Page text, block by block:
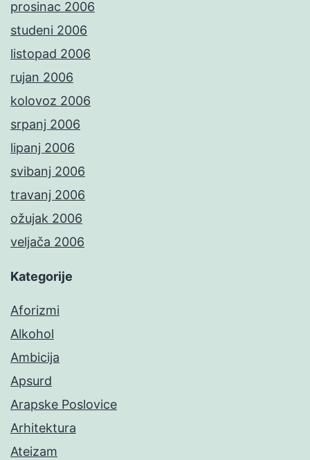
prosinac 2006
studeni 2006
listopad 2006
rujan 2006
kolovoz 2006
srpanj 2006
lipanj 2006
svibanj 2006
travanj 2006
ožujak 2006
veljača 2006
Kategorije
Aforizmi
Alkohol
Ambicija
Apsurd
Arapske Poslovice
Arhitektura
Ateizam